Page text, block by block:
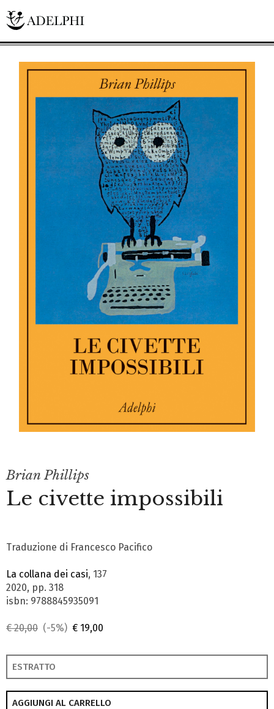
Brian Phillips
Le civette impossibili
Traduzione di Francesco Pacifico
La collana dei casi, 137
2020, pp. 318
isbn: 9788845935091
€ 20,00 (-5%) € 19,00
ESTRATTO
AGGIUNGI AL CARRELLO